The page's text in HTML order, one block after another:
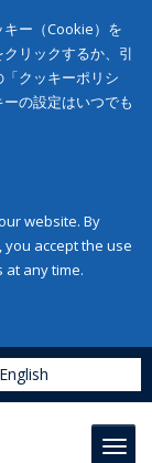
ー（Cookie）を
リックするか、引
クッキーポリシ
の設定はいつでも
website. By
accept the use
at any time.
English